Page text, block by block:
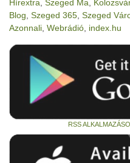
Hírextra Szeged Ma
Blog Szeged 365 Szeged
Azonnali Webrádió index.hu
RSS